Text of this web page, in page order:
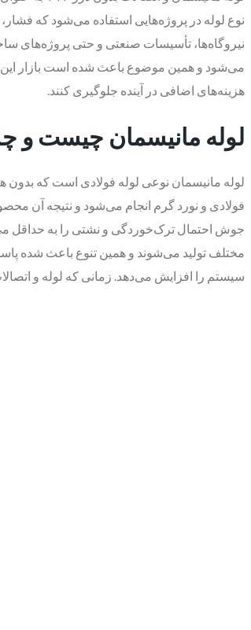
نوع لوله در پروژه‌هایی استفاده می‌شود که
نیروگاه‌ها، تأسیسات صنعتی و حتی پروژه‌های
می‌شود و همین موضوع باعث شده است بازار این
هزینه‌های اضافی در آینده جلوگیری کنند.
لوله مانیسمان چیست و
لوله مانیسمان نوعی لوله فولادی است که بدون
فولادی و نورد گرم انجام می‌شود و نتیجه آن
جوش احتمال ترک‌خوردگی و نشتی را به حداقل
مختلف تولید می‌شوند و همین تنوع باعث شده
سیستم را افزایش می‌دهد. زمانی که لوله و